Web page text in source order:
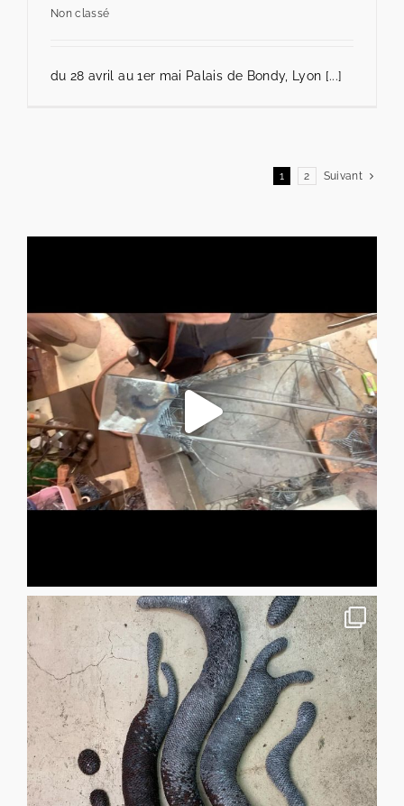
Non classé
du 28 avril au 1er mai Palais de Bondy, Lyon [...]
1 2 Suivant